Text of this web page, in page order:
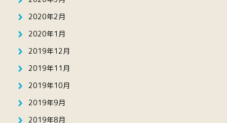
2020年2月
2020年1月
2019年12月
2019年11月
2019年10月
2019年9月
2019年8月